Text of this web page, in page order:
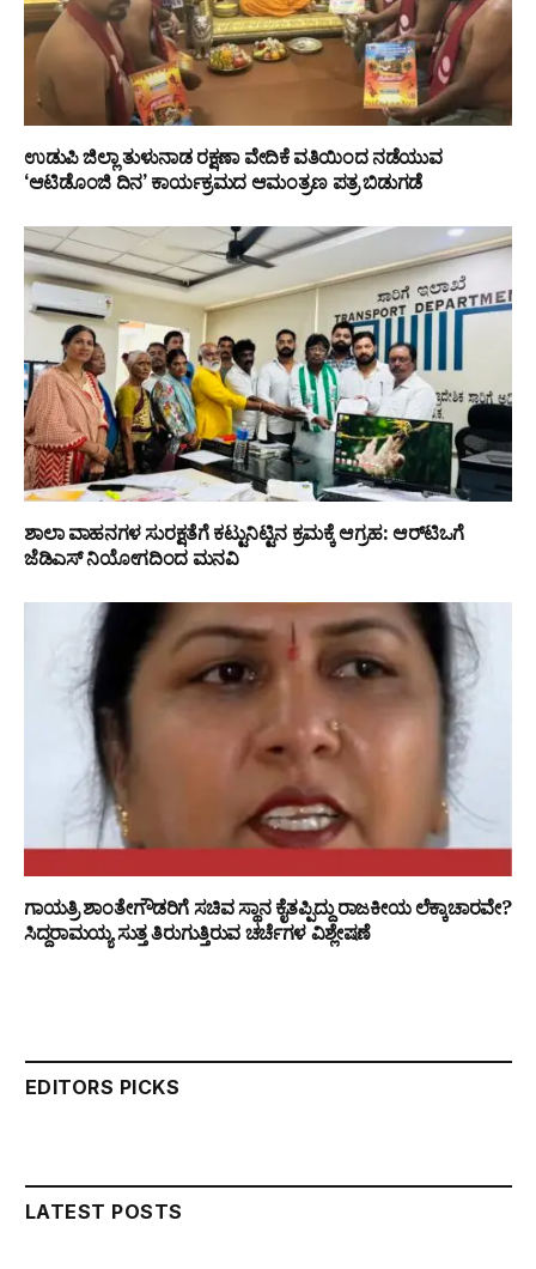
ಉಡುಪಿ ಜಿಲ್ಲಾ ತುಳುನಾಡ ರಕ್ಷಣಾ ವೇದಿಕೆ ವತಿಯಿಂದ ನಡೆಯುವ
‘ಆಟಿಡೊಂಜಿ ದಿನ’ ಕಾರ್ಯಕ್ರಮದ ಆಮಂತ್ರಣ ಪತ್ರ ಬಿಡುಗಡೆ
ಶಾಲಾ ವಾಹನಗಳ ಸುರಕ್ಷತೆಗೆ ಕಟ್ಟುನಿಟ್ಟಿನ ಕ್ರಮಕ್ಕೆ ಆಗ್ರಹ: ಆರ್‌ಟಿಒಗೆ
ಜೆಡಿಎಸ್ ನಿಯೋಗದಿಂದ ಮನವಿ
ಗಾಯತ್ರಿ ಶಾಂತೇಗೌಡರಿಗೆ ಸಚಿವ ಸ್ಥಾನ ಕೈತಪ್ಪಿದ್ದು ರಾಜಕೀಯ ಲೆಕ್ಕಾಚಾರವೇ?
ಸಿದ್ದರಾಮಯ್ಯ ಸುತ್ತ ತಿರುಗುತ್ತಿರುವ ಚರ್ಚೆಗಳ ವಿಶ್ಲೇಷಣೆ
EDITORS PICKS
LATEST POSTS